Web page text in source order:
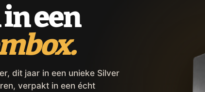
een
dit jaar in een unieke Silver
verpakt in een écht